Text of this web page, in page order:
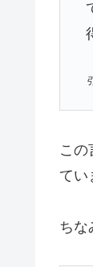
この
てい
ちな